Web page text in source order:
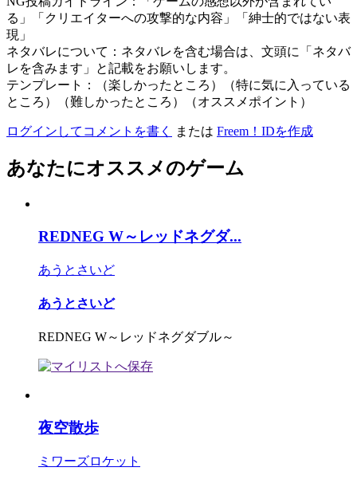
る」「クリエイターへの攻撃的な内容」「紳士的ではない表
現」
ネタバレについて：ネタバレを含む場合は、文頭に「ネタバ
レを含みます」と記載をお願いします。
テンプレート：（楽しかったところ）（特に気に入っている
ところ）（難しかったところ）（オススメポイント）
ログインしてコメントを書く または Freem！IDを作成
あなたにオススメのゲーム
REDNEG W～レッドネグダ...
あうとさいど
あうとさいど
REDNEG W～レッドネグダブル～
夜空散歩
ミワーズロケット